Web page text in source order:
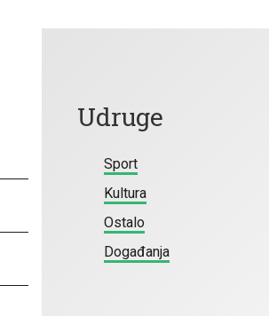
Udruge
Sport
Kultura
Ostalo
Događanja